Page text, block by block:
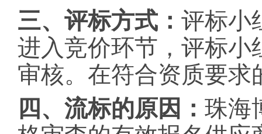
三、评标方式： 评标小
进入竞价环节，评标
审核。在符合资质要
四、流标的原因 ： 珠海